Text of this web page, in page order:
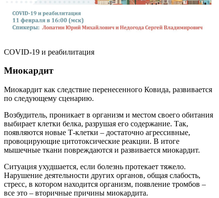
COVID-19 и реабилитация
Миокардит
Миокардит как следствие перенесенного Ковида, развивается
по следующему сценарию.
Возбудитель, проникает в организм и местом своего обитания
выбирает клетки белка, разрушая его содержание. Так,
появляются новые Т-клетки – достаточно агрессивные,
провоцирующие цитотоксические реакции. В итоге
мышечные ткани повреждаются и развивается миокардит.
Ситуация ухудшается, если болезнь протекает тяжело.
Нарушение деятельности других органов, общая слабость,
стресс, в котором находится организм, появление тромбов –
все это – вторичные причины миокардита.